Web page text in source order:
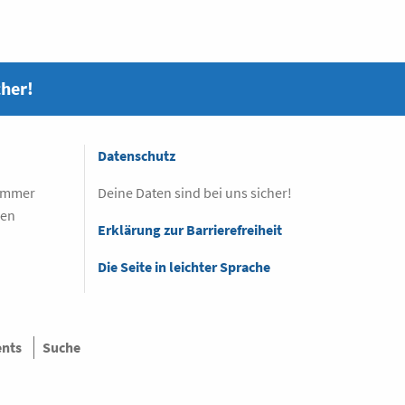
Datenschutz
Deine Daten sind bei uns sicher!
Erklärung zur Barrierefreiheit
Die Seite in leichter Sprache
Suche